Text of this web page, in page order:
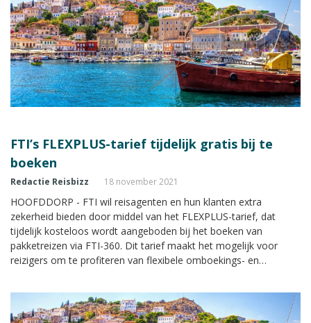
FTI’s FLEXPLUS-tarief tijdelijk gratis bij te
boeken
Redactie Reisbizz 18 november 2021
HOOFDDORP - FTI wil reisagenten en hun klanten extra
zekerheid bieden door middel van het FLEXPLUS-tarief, dat
tijdelijk kosteloos wordt aangeboden bij het boeken van
pakketreizen via FTI-360. Dit tarief maakt het mogelijk voor
reizigers om te profiteren van flexibele omboekings- en